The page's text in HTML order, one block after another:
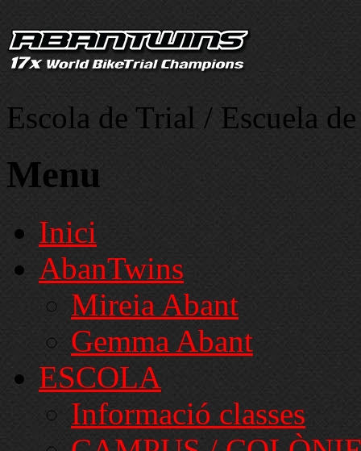
Escola de Trial / Escuela
Menu
Inici
AbanTwins
Mireia Abant
Gemma Abant
ESCOLA
Informació classes